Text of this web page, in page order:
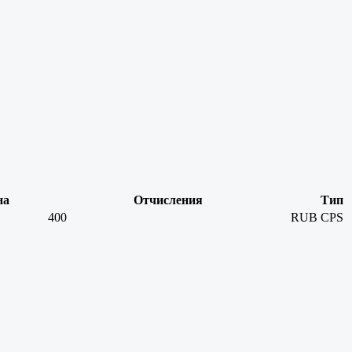
Отчисления
Тип
400
RUB CPS